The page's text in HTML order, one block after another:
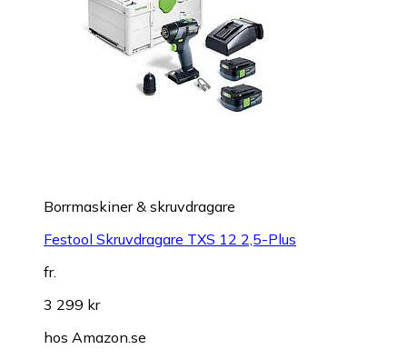
Borrmaskiner & skruvdragare
Festool Skruvdragare TXS 12 2,5-Plus
fr.
3 299 kr
hos Amazon.se